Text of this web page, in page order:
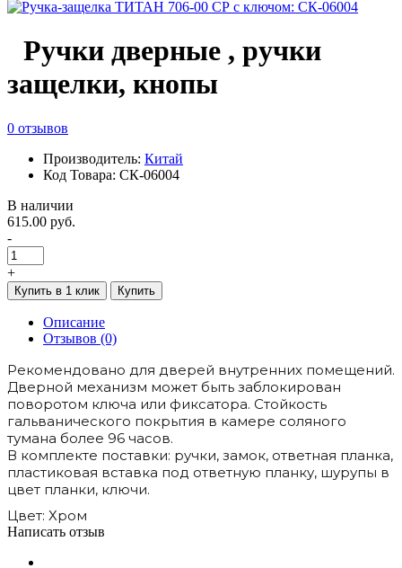
Ручки дверные , ручки
защелки, кнопы
0 отзывов
Производитель: Китай
Код Товара: СК-06004
В наличии
615.00 руб.
-
+
Купить в 1 клик Купить
Описание
Отзывов (0)
Рекомендовано для дверей внутренних помещений.
Дверной механизм может быть заблокирован
поворотом ключа или фиксатора. Стойкость
гальванического покрытия в камере соляного
тумана более 96 часов.
В комплекте поставки: ручки, замок, ответная планка,
пластиковая вставка под ответную планку, шурупы в
цвет планки, ключи.
Цвет: Хром
Написать отзыв